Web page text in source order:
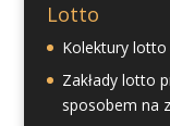
Lotto
Kolektury
Zakłady lotto
sposobem na